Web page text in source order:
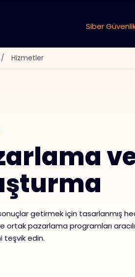
Siber
/ Hizmetler
getirmek için tasarlanmış
ortak pazarlama programları
teşvik edin.